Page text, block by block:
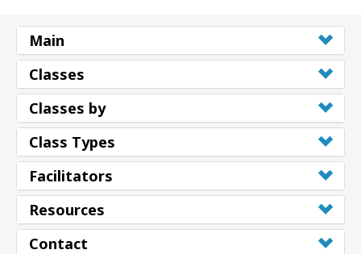
Main
Classes
Classes by
Class Types
Facilitators
Resources
Contact